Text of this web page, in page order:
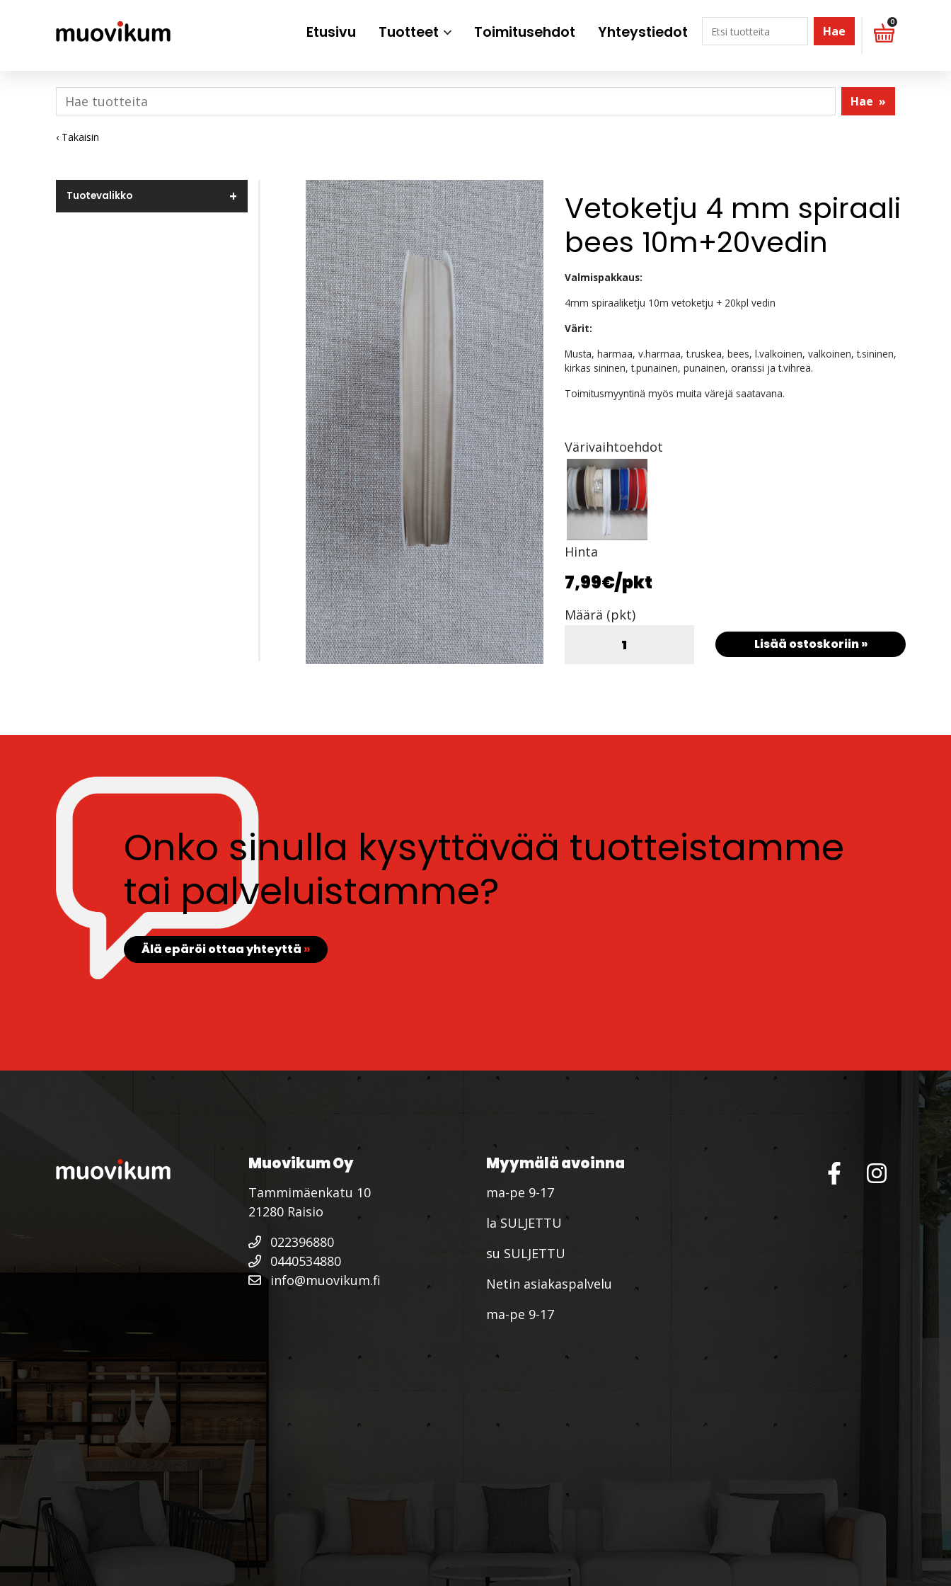
Etusivu Tuotteet Toimitusehdot Yhteystiedot Hae
0
Hae »
‹ Takaisin
Tuotevalikko
Vetoketju 4 mm spiraali
bees 10m+20vedin
Valmispakkaus:
4mm spiraaliketju 10m vetoketju + 20kpl vedin
Värit:
Musta, harmaa, v.harmaa, t.ruskea, bees, l.valkoinen, valkoinen, t.sininen,
kirkas sininen, t.punainen, punainen, oranssi ja t.vihreä.
Toimitusmyyntinä myös muita värejä saatavana.
Värivaihtoehdot
Hinta
7,99€/pkt
Määrä (pkt)
Lisää ostoskoriin »
Onko sinulla kysyttävää tuotteistamme
tai palveluistamme?
Älä epäröi ottaa yhteyttä »
Muovikum Oy
Tammimäenkatu 10
21280 Raisio
022396880
0440534880
info@muovikum.fi
Myymälä avoinna
ma-pe 9-17
la SULJETTU
su SULJETTU
Netin asiakaspalvelu
ma-pe 9-17